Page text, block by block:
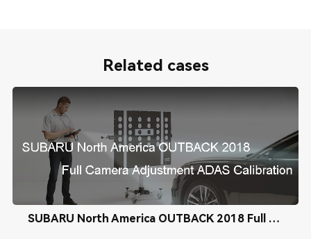
Related cases
SUBARU North America OUTBACK 2018 Full Camera Adjustment ADAS Calibration